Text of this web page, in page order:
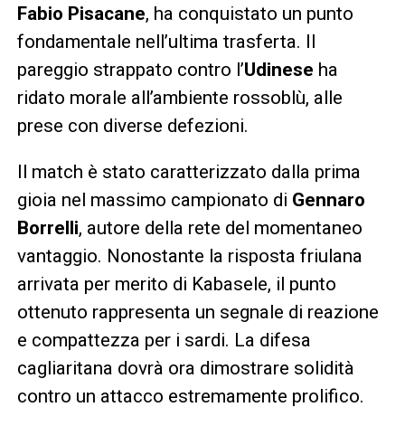
Fabio Pisacane, ha conquistato un punto
fondamentale nell’ultima trasferta. Il
pareggio strappato contro l’Udinese ha
ridato morale all’ambiente rossoblù, alle
prese con diverse defezioni.
Il match è stato caratterizzato dalla prima
gioia nel massimo campionato di Gennaro
Borrelli, autore della rete del momentaneo
vantaggio. Nonostante la risposta friulana
arrivata per merito di Kabasele, il punto
ottenuto rappresenta un segnale di reazione
e compattezza per i sardi. La difesa
cagliaritana dovrà ora dimostrare solidità
contro un attacco estremamente prolifico.